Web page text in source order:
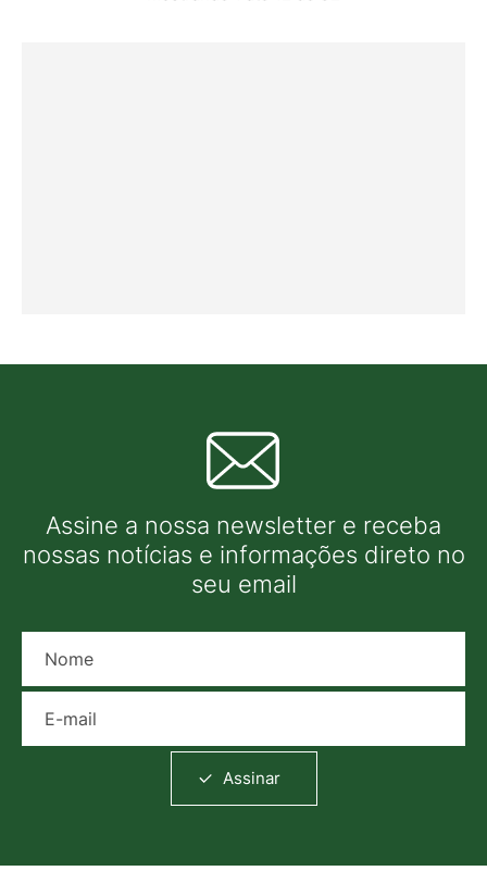
Assine a nossa newsletter e receba
nossas notícias e informações direto no
seu email
Assinar